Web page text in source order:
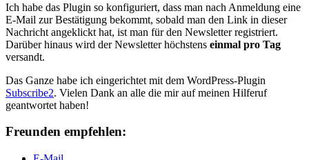
Ich habe das Plugin so konfiguriert, dass man nach Anmeldung eine
E-Mail zur Bestätigung bekommt, sobald man den Link in dieser
Nachricht angeklickt hat, ist man für den Newsletter registriert.
Darüber hinaus wird der Newsletter höchstens einmal pro Tag
versandt.
Das Ganze habe ich eingerichtet mit dem WordPress-Plugin
Subscribe2. Vielen Dank an alle die mir auf meinen Hilferuf
geantwortet haben!
Freunden empfehlen: